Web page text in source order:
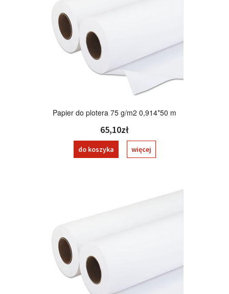
Papier do plotera 75 g/m2 0,914*50 m
65,10zł
do koszyka więcej